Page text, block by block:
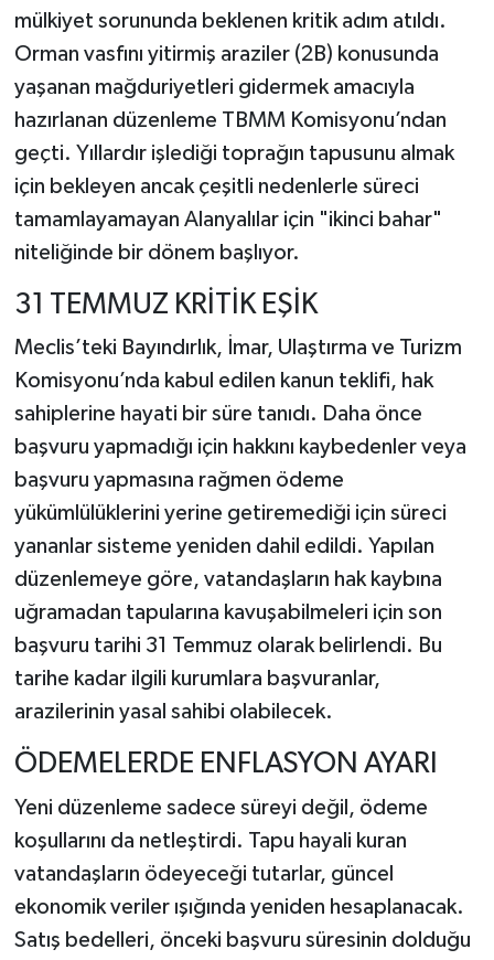
mülkiyet sorununda beklenen kritik adım atıldı.
Orman vasfını yitirmiş araziler (2B) konusunda
yaşanan mağduriyetleri gidermek amacıyla
hazırlanan düzenleme TBMM Komisyonu’ndan
geçti. Yıllardır işlediği toprağın tapusunu almak
için bekleyen ancak çeşitli nedenlerle süreci
tamamlayamayan Alanyalılar için "ikinci bahar"
niteliğinde bir dönem başlıyor.
31 TEMMUZ KRİTİK EŞİK
Meclis’teki Bayındırlık, İmar, Ulaştırma ve Turizm
Komisyonu’nda kabul edilen kanun teklifi, hak
sahiplerine hayati bir süre tanıdı. Daha önce
başvuru yapmadığı için hakkını kaybedenler veya
başvuru yapmasına rağmen ödeme
yükümlülüklerini yerine getiremediği için süreci
yananlar sisteme yeniden dahil edildi. Yapılan
düzenlemeye göre, vatandaşların hak kaybına
uğramadan tapularına kavuşabilmeleri için son
başvuru tarihi 31 Temmuz olarak belirlendi. Bu
tarihe kadar ilgili kurumlara başvuranlar,
arazilerinin yasal sahibi olabilecek.
ÖDEMELERDE ENFLASYON AYARI
Yeni düzenleme sadece süreyi değil, ödeme
koşullarını da netleştirdi. Tapu hayali kuran
vatandaşların ödeyeceği tutarlar, güncel
ekonomik veriler ışığında yeniden hesaplanacak.
Satış bedelleri, önceki başvuru süresinin dolduğu